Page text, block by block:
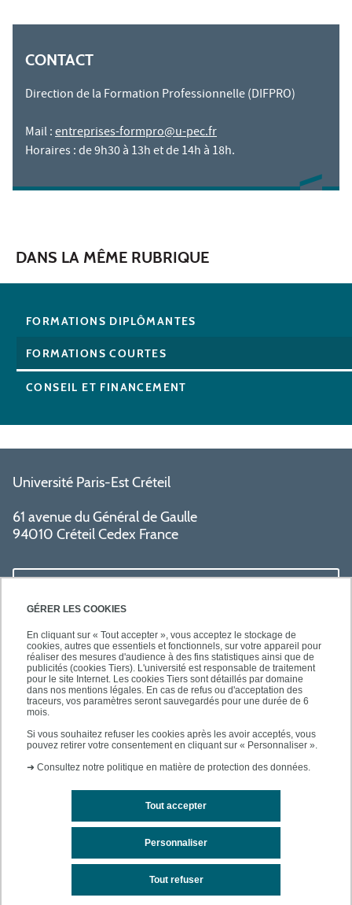
GÉRER LES COOKIES
En cliquant sur « Tout accepter », vous acceptez le stockage de
cookies, autres que essentiels et fonctionnels, sur votre appareil pour
réaliser des mesures d'audience à des fins statistiques ainsi que de
publicités (cookies Tiers). L'université est responsable de traitement
pour le site Internet. Les cookies Tiers sont détaillés par domaine
dans nos mentions légales. En cas de refus ou d'acceptation des
traceurs, vos paramètres seront sauvegardés pour une durée de 6
mois.
Si vous souhaitez refuser les cookies après les avoir acceptés, vous
pouvez retirer votre consentement en cliquant sur « Personnaliser ».
➜ Consultez notre politique en matière de protection des données.
Tout accepter
Tout refuser
Personnaliser
CONTACT
Direction de la Formation Professionnelle (DIFPRO)
Mail :entreprises-formpro@u-pec.fr
Horaires : de 9h30 à 13h et de 14h à 18h.
DANS LA MÊME RUBRIQUE
FORMATIONS DIPLÔMANTES
FORMATIONS COURTES
CONSEIL ET FINANCEMENT
Université Paris-Est Créteil
61 avenue du Général de Gaulle
94010 Créteil Cedex France
SUIVEZ-NOUS
Mentions légales
Personnaliser les cookies